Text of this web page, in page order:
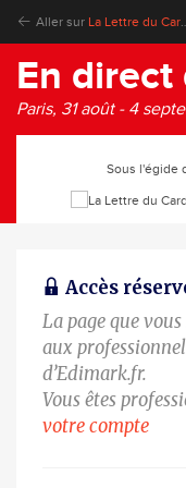
Aller sur La Lettre du Cardiologue
En direct
Paris, 31 août - 4
Sous l'égide
Accès
La page que
aux
d’Edimark.fr.
Vous êtes
votre compte